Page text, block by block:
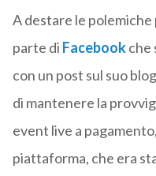
A destare le
parte di Facebookche
con un post sul suo
di mantenere la
event live a
piattaforma, che era